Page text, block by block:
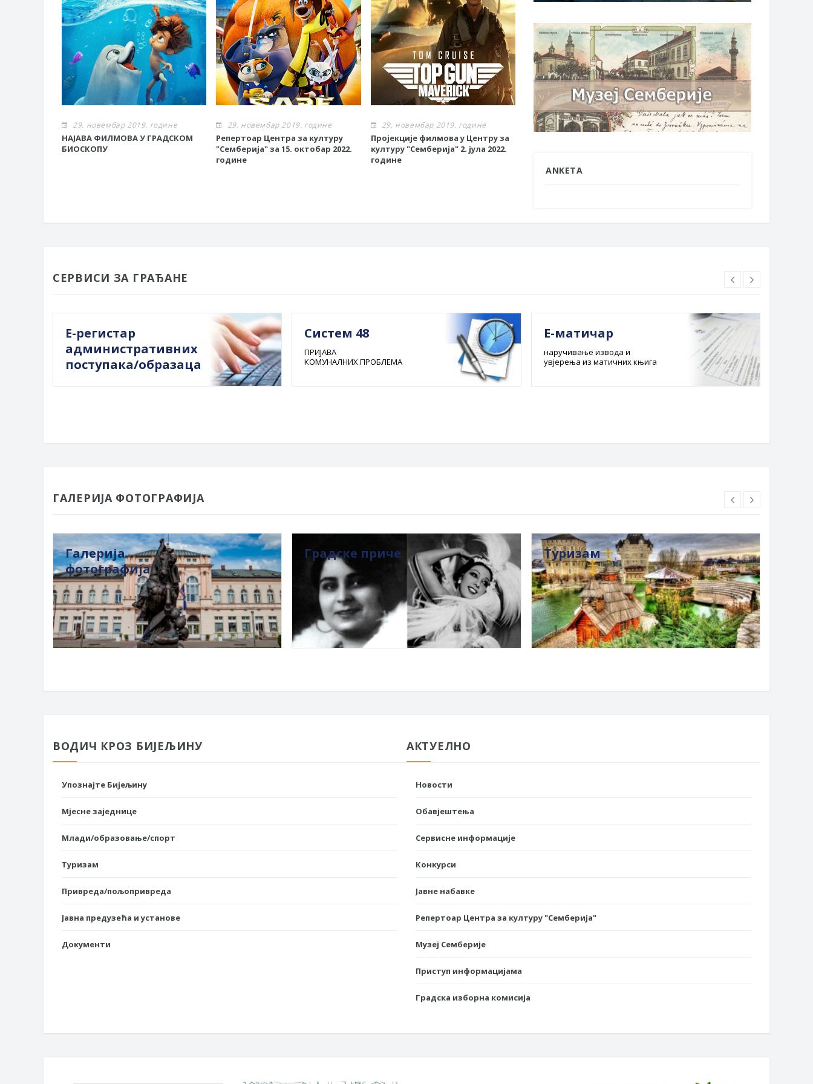
29. новембар 2019. године
НАЈАВА ФИЛМОВА У ГРАДСКОМ
БИОСКОПУ
29. новембар 2019. године
Репертоар Центра за културу
"Семберија" за 15. октобар 2022.
године
29. новембар 2019. године
Пројекције филмова у Центру за
културу "Семберија" 2. јула 2022.
године
29. новембар 2019. године 29. новембар 2019. године
ANKETA
СЕРВИСИ ЗА ГРАЂАНЕ
Е-регистар
административних
поступака/образаца
Систем 48
ПРИЈАВА
КОМУНАЛНИХ ПРОБЛЕМА
Е-матичар
наручивање извода и
увјерења из матичних књига
ГАЛЕРИЈА ФОТОГРАФИЈА
Галерија
фотографија
Градске приче Туризам
ВОДИЧ КРОЗ БИЈЕЉИНУ
Упознајте Бијељину
Мјесне заједнице
Млади/образовање/спорт
Туризам
Привреда/пољопривреда
Јавна предузећа и установе
Документи
АКТУЕЛНО
Новости
Обавјештења
Сервисне информације
Конкурси
Јавне набавке
Репертоар Центра за културу "Семберија"
Музеј Семберије
Приступ информацијама
Градска изборна комисија